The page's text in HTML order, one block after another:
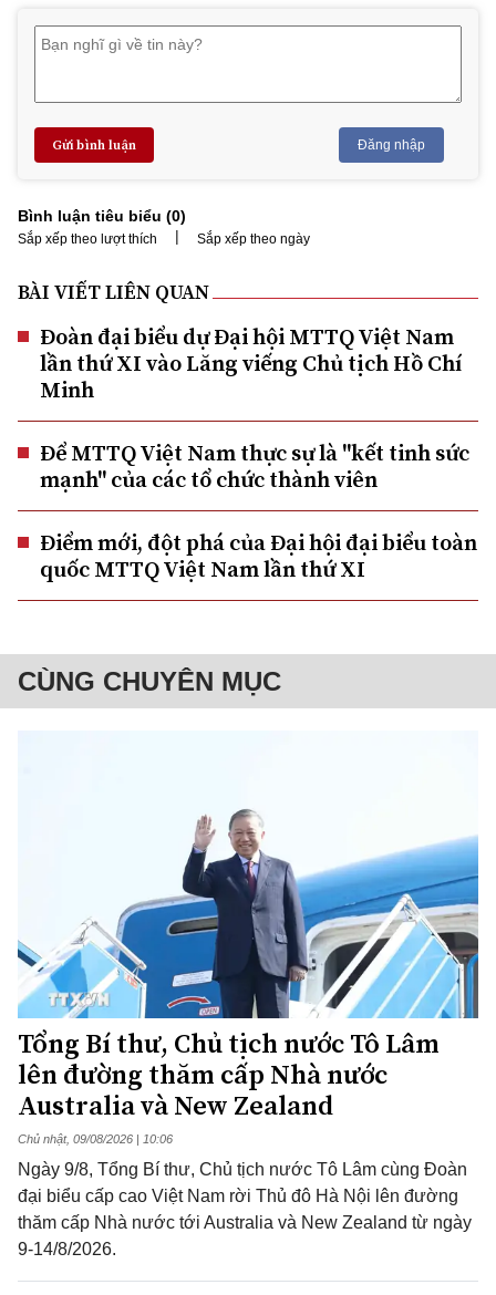
Gửi bình luận Đăng nhập
Bình luận tiêu biểu (0)
Sắp xếp theo lượt thích | Sắp xếp theo ngày
BÀI VIẾT LIÊN QUAN
Đoàn đại biểu dự Đại hội MTTQ Việt Nam
lần thứ XI vào Lăng viếng Chủ tịch Hồ Chí
Minh
Để MTTQ Việt Nam thực sự là "kết tinh sức
mạnh" của các tổ chức thành viên
Điểm mới, đột phá của Đại hội đại biểu toàn
quốc MTTQ Việt Nam lần thứ XI
CÙNG CHUYÊN MỤC
Tổng Bí thư, Chủ tịch nước Tô Lâm
lên đường thăm cấp Nhà nước
Australia và New Zealand
Chủ nhật, 09/08/2026 | 10:06
Ngày 9/8, Tổng Bí thư, Chủ tịch nước Tô Lâm cùng Đoàn
đại biểu cấp cao Việt Nam rời Thủ đô Hà Nội lên đường
thăm cấp Nhà nước tới Australia và New Zealand từ ngày
9-14/8/2026.